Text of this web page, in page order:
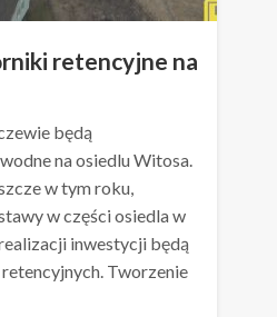
retencyjne na
będą
na osiedlu Witosa.
w tym roku,
w części osiedla w
inwestycji będą
Tworzenie